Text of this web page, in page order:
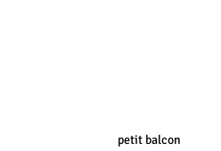
petit balcon